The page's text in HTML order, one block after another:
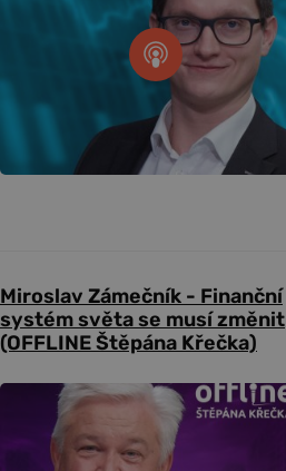
Miroslav Zámečník - Finanční
systém světa se musí změnit
(OFFLINE Štěpána Křečka)